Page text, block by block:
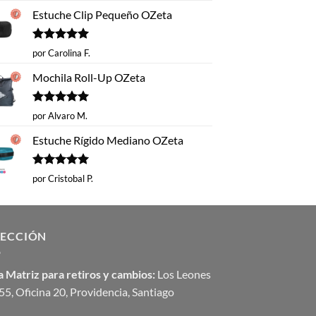
Estuche Clip Pequeño OZeta
Valorado
con
por Carolina F.
Mochila Roll-Up OZeta
Valorado
con
por Alvaro M.
Estuche Rígido Mediano OZeta
Valorado
con
por Cristobal P.
Matriz para retiros y cambios: Los Leones
Oficina 20, Providencia, Santiago